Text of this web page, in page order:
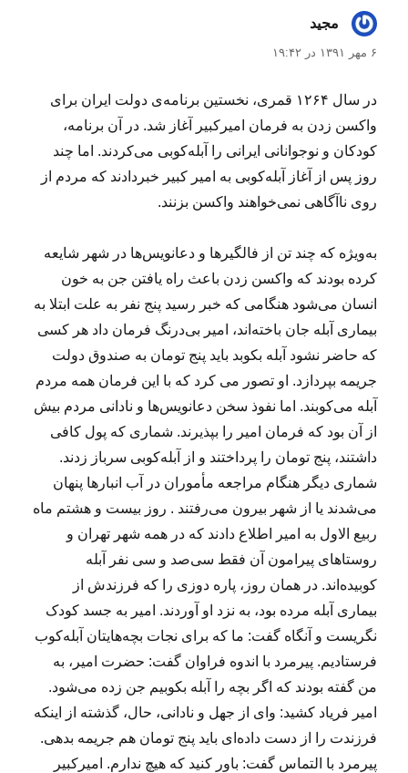
مجید
۶ مهر ۱۳۹۱ در ۱۹:۴۲
در سال ۱۲۶۴ قمری، نخستین برنامه‌ی دولت ایران برای
واکسن زدن به فرمان امیرکبیر آغاز شد. در آن برنامه،
کودکان و نوجوانانی ایرانی را آبله‌کوبی می‌کردند. اما چند
روز پس از آغاز آبله‌کوبی به امیر کبیر خبردادند که مردم از
روی ناآگاهی نمی‌خواهند واکسن بزنند.
به‌ویژه که چند تن از فالگیرها و دعانویس‌ها در شهر شایعه
کرده بودند که واکسن زدن باعث راه ‌یافتن جن به خون
انسان می‌شود هنگامی که خبر رسید پنج نفر به علت ابتلا به
بیماری آبله جان باخته‌اند، امیر بی‌درنگ فرمان داد هر کسی
که حاضر نشود آبله بکوبد باید پنج تومان به صندوق دولت
جریمه بپردازد. او تصور می کرد که با این فرمان همه مردم
آبله می‌کوبند. اما نفوذ سخن دعانویس‌ها و نادانی مردم بیش
از آن بود که فرمان امیر را بپذیرند. شماری که پول کافی
داشتند، پنج تومان را پرداختند و از آبله‌کوبی سرباز زدند.
شماری دیگر هنگام مراجعه مأموران در آب انبارها پنهان
می‌شدند یا از شهر بیرون می‌رفتند . روز بیست و هشتم ماه
ربیع الاول به امیر اطلاع دادند که در همه‌ شهر تهران و
روستاهای پیرامون آن فقط سی‌صد و سی نفر آبله
کوبیده‌اند. در همان روز، پاره دوزی را که فرزندش از
بیماری آبله مرده بود، به نزد او آوردند. امیر به جسد کودک
نگریست و آنگاه گفت: ما که برای نجات بچه‌هایتان آبله‌کوب
فرستادیم. پیرمرد با اندوه فراوان گفت: حضرت امیر، به
من گفته بودند که اگر بچه را آبله بکوبیم جن زده می‌شود.
امیر فریاد کشید: وای از جهل و نادانی، حال، گذشته از اینکه
فرزندت را از دست داده‌ای باید پنج تومان هم جریمه بدهی.
پیرمرد با التماس گفت: باور کنید که هیچ ندارم. امیرکبیر